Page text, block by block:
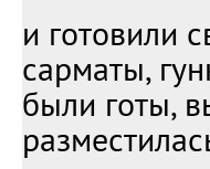
и готовили
сарматы,
были готы,